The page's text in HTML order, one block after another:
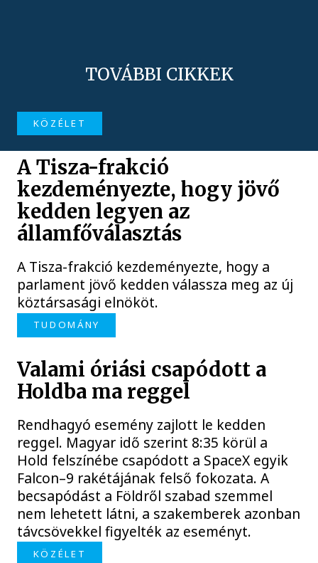
TOVÁBBI CIKKEK
KÖZÉLET
A Tisza-frakció
kezdeményezte, hogy jövő
kedden legyen az
államfőválasztás
A Tisza-frakció kezdeményezte, hogy a
parlament jövő kedden válassza meg az új
köztársasági elnököt.
TUDOMÁNY
Valami óriási csapódott a
Holdba ma reggel
Rendhagyó esemény zajlott le kedden
reggel. Magyar idő szerint 8:35 körül a
Hold felszínébe csapódott a SpaceX egyik
Falcon–9 rakétájának felső fokozata. A
becsapódást a Földről szabad szemmel
nem lehetett látni, a szakemberek azonban
távcsövekkel figyelték az eseményt.
KÖZÉLET